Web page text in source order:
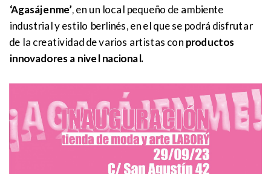
‘Agasájenme’, en un local pequeño de ambiente
industrial y estilo berlinés, en el que se podrá disfrutar
de la creatividad de varios artistas con productos
innovadores a nivel nacional.